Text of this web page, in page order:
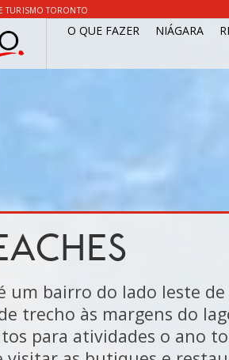
TURISMO TORONTO
O QUE FAZER NIÁGARA
um bairro do lado leste
trecho às margens do
para atividades o ano